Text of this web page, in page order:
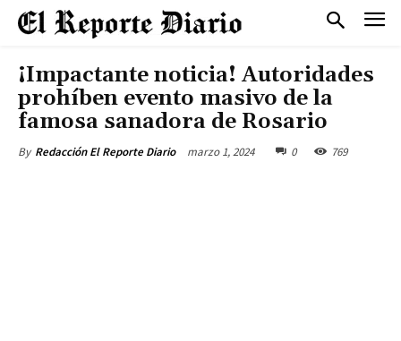
¡Impactante noticia! Autoridades
prohíben evento masivo de la
famosa sanadora de Rosario
By Redacción El Reporte Diario marzo 1, 2024 0 769